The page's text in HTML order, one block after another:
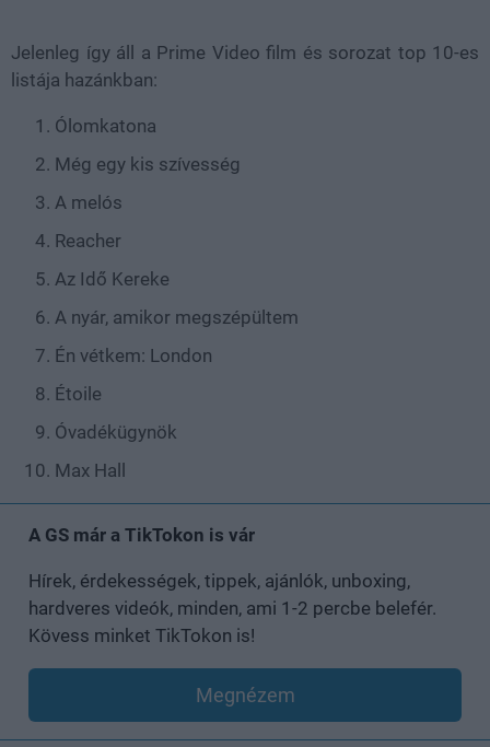
Jelenleg így áll a Prime Video film és sorozat top 10-es
listája hazánkban:
Ólomkatona
Még egy kis szívesség
A melós
Reacher
Az Idő Kereke
A nyár, amikor megszépültem
Én vétkem: London
Étoile
Óvadékügynök
Max Hall
A GS már a TikTokon is vár
Hírek, érdekességek, tippek, ajánlók, unboxing,
hardveres videók, minden, ami 1-2 percbe belefér.
Kövess minket TikTokon is!
Megnézem